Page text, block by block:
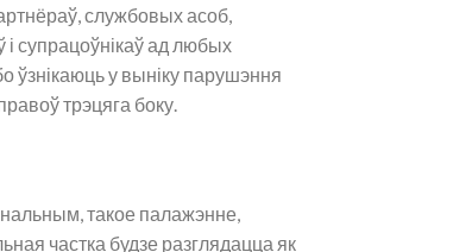
службовых асоб,
супрацоўнікаў ад любых
ўзнікаюць у выніку парушэння
трэцяга боку.
такое палажэнне,
частка будзе разглядацца як